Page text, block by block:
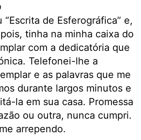
“Escrita de Esferográfica” e,
tinha na minha caixa do
com a dedicatória que
Telefonei-lhe a
e as palavras que me
durante largos minutos e
la em sua casa. Promessa
ou outra, nunca cumpri.
arrependo.